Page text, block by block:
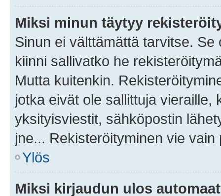
Miksi minun täytyy
Sinun ei välttämättä tarvitse.
kiinni sallivatko he
Mutta kuitenkin.
jotka eivät ole sallittuja vieraille,
yksityisviestit, sähköpostin
jne... Rekisteröityminen vie
Ylös
Miksi kirjaudun ulos